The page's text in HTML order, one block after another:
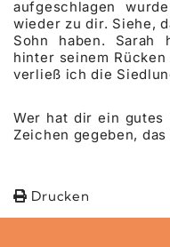
aufgeschlagen
wieder zu dir. Siehe,
Sohn haben. Sarah
hinter seinem
verließ ich die
Wer hat dir ein gutes
Zeichen gegeben,
Drucken